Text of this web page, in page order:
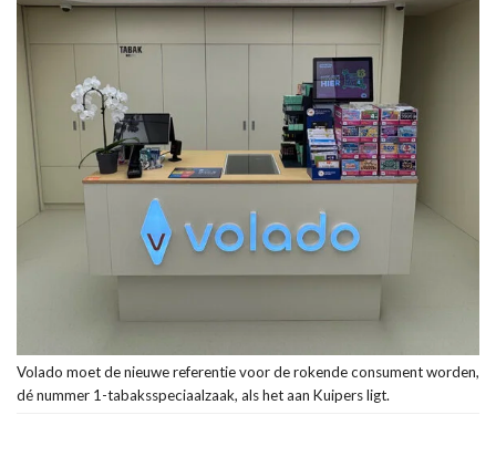
Volado moet de nieuwe referentie voor de rokende consument worden,
dé nummer 1-tabaksspeciaalzaak, als het aan Kuipers ligt.